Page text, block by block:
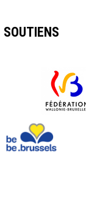
SOUTIENS